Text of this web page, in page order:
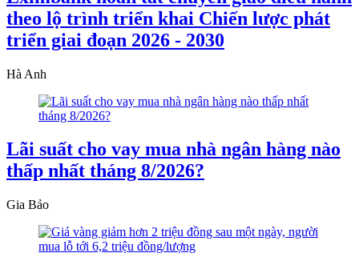
theo lộ trình triển khai Chiến lược phát
triển giai đoạn 2026 - 2030
Hà Anh
Lãi suất cho vay mua nhà ngân hàng nào
thấp nhất tháng 8/2026?
Gia Bảo